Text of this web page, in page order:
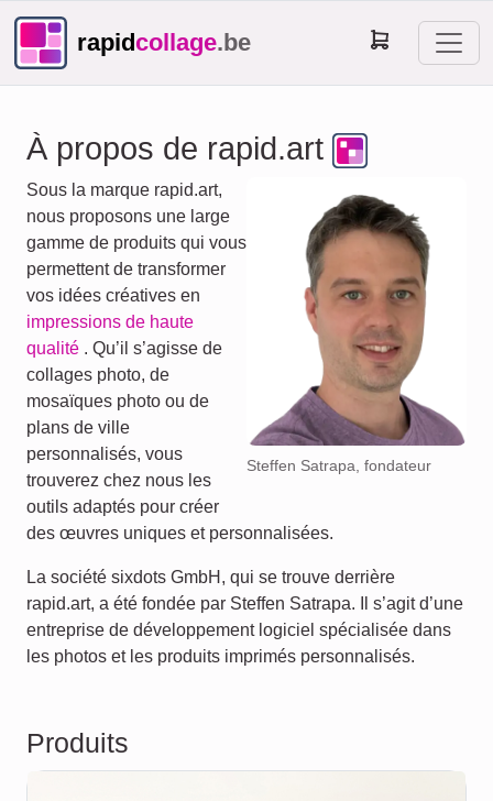
rapidcollage.be
À propos de rapid.art
Steffen Satrapa, fondateur
Sous la marque rapid.art,
nous proposons une large
gamme de produits qui vous
permettent de transformer
vos idées créatives en
impressions de haute
qualité . Qu’il s’agisse de
collages photo, de
mosaïques photo ou de
plans de ville
personnalisés, vous
trouverez chez nous les
outils adaptés pour créer
des œuvres uniques et personnalisées.
La société sixdots GmbH, qui se trouve derrière
rapid.art, a été fondée par Steffen Satrapa. Il s’agit d’une
entreprise de développement logiciel spécialisée dans
les photos et les produits imprimés personnalisés.
Produits